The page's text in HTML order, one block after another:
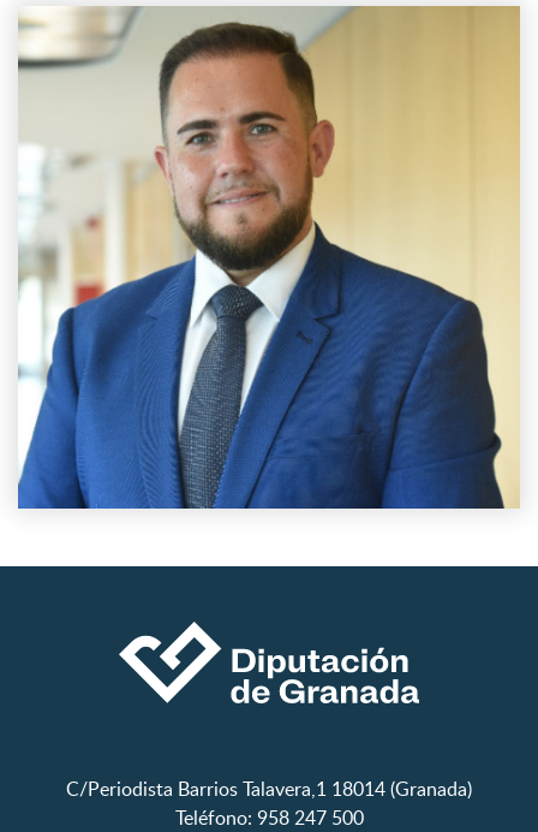
C/Periodista Barrios Talavera,1 18014 (Granada)
Teléfono: 958 247 500